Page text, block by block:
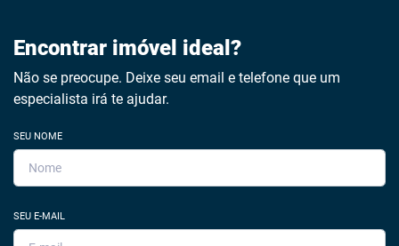
Encontrar imóvel ideal?
Não se preocupe. Deixe seu email e telefone que um
especialista irá te ajudar.
SEU NOME
SEU E-MAIL